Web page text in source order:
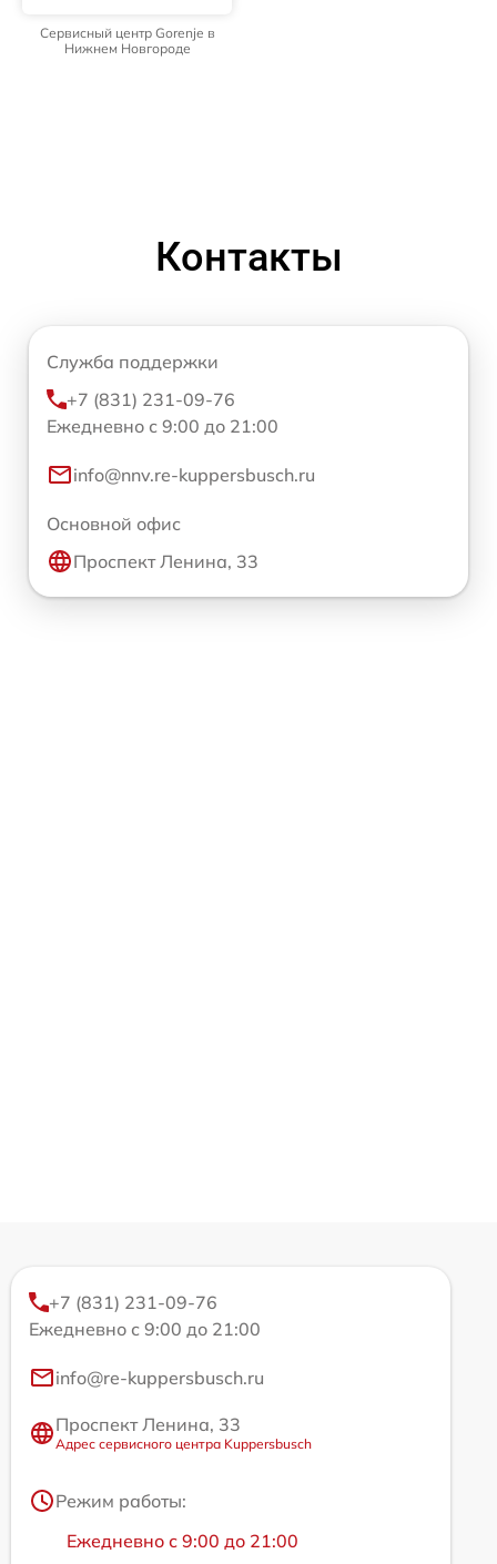
Сервисный центр Gorenje в
Нижнем Новгороде
Контакты
Служба поддержки
+7 (831) 231-09-76
Ежедневно с 9:00 до 21:00
info@nnv.re-kuppersbusch.ru
Основной офис
Проспект Ленина, 33
+7 (831) 231-09-76
Ежедневно с 9:00 до 21:00
info@re-kuppersbusch.ru
Проспект Ленина, 33
Адрес сервисного центра Kuppersbusch
Режим работы:
Ежедневно с 9:00 до 21:00